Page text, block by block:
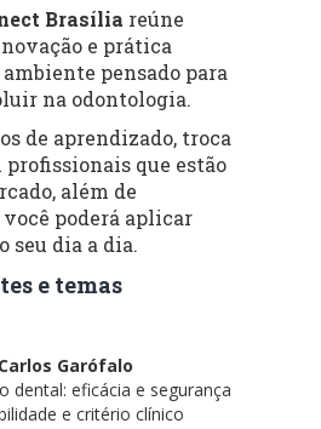
Brasília reúne
e prática
pensado para
na odontologia.
de aprendizado, troca
profissionais que estão
além de
poderá aplicar
seu dia a dia.
e temas
Garófalo
dental: eficácia e segurança
e critério clínico